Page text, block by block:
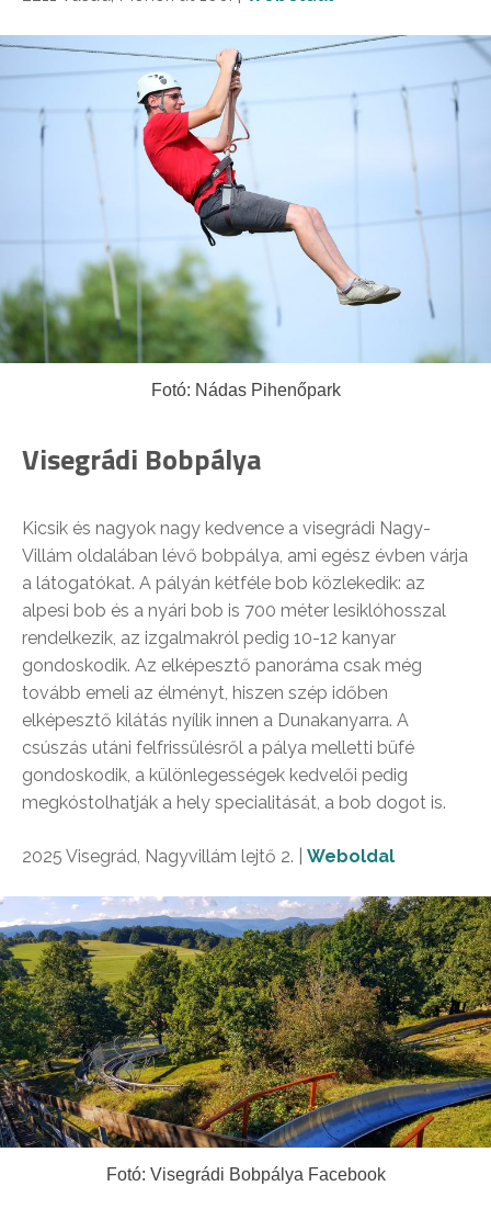
Fotó: Nádas Pihenőpark
Visegrádi Bobpálya
Kicsik és nagyok nagy kedvence a visegrádi Nagy-
Villám oldalában lévő bobpálya, ami egész évben várja
a látogatókat. A pályán kétféle bob közlekedik: az
alpesi bob és a nyári bob is 700 méter lesiklóhosszal
rendelkezik, az izgalmakról pedig 10-12 kanyar
gondoskodik. Az elképesztő panoráma csak még
tovább emeli az élményt, hiszen szép időben
elképesztő kilátás nyílik innen a Dunakanyarra. A
csúszás utáni felfrissülésről a pálya melletti büfé
gondoskodik, a különlegességek kedvelői pedig
megkóstolhatják a hely specialitását, a bob dogot is.
2025 Visegrád, Nagyvillám lejtő 2. | Weboldal
Fotó: Visegrádi Bobpálya Facebook